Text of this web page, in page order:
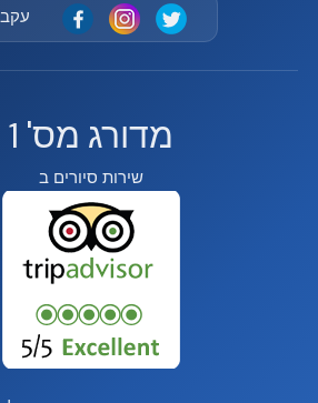
מדורג מס' 1
שירות סיורים ב